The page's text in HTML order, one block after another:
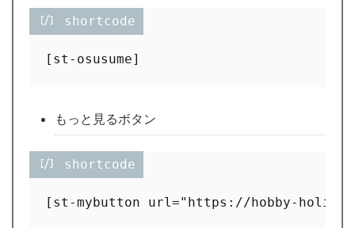
shortcode
もっと見るボタン
shortcode